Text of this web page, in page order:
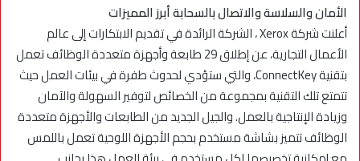
الأمان والسلاسة والاتصال بالسحابة أبرز المميزات
أعلنت شركة Xerox ، الشركة الرائدة في تقديم الابتكارات إلى عالم
الأعمال التجارية، عن إطلاق 29 طابعة وأجهزة متعددة الوظائف تعمل
بتقنية ConnectKey، والتي ستؤدي لحدوث طفرة في بيئات العمل حيث
تتمتع تلك التقنية بمجموعة من الخصائص لتوفير السهولة والآمان
وزيادة الإنتاجية بالعمل. والجيل الجديد من الطابعات والأجهزة متعددة
الوظائف تتميز بشاشة مستخدم بحجم الأجهزة اللوحية تعمل باللمس